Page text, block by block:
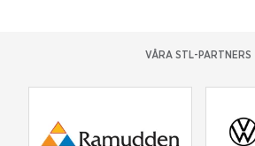
VÅRA STL-PARTNERS